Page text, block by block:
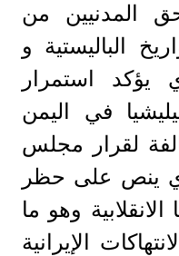
المدنيين من
الباليستية و
يؤكد استمرار
في اليمن
لقرار مجلس
2216 و الذي ينص على حظر
وهو ما
الإيرانية